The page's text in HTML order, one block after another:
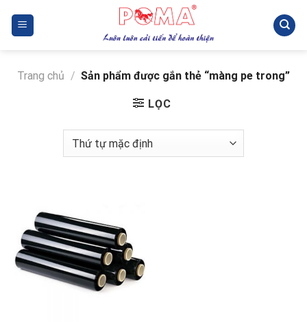
Trang chủ / Sản phẩm được gắn thẻ “màng pe trong”
LỌC